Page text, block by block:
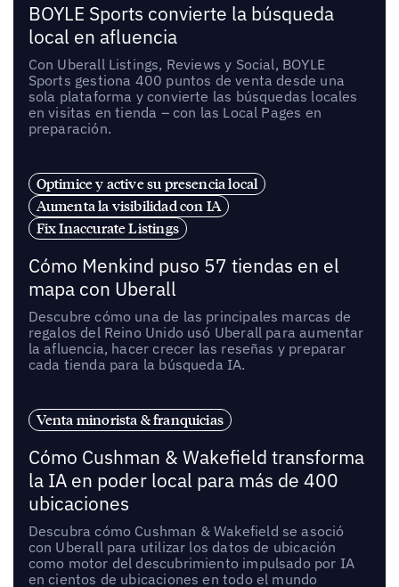
BOYLE Sports convierte la búsqueda
local en afluencia
Con Uberall Listings, Reviews y Social, BOYLE
Sports gestiona 400 puntos de venta desde una
sola plataforma y convierte las búsquedas locales
en visitas en tienda – con las Local Pages en
preparación.
Optimice y active su presencia local
Aumenta la visibilidad con IA
Fix Inaccurate Listings
Cómo Menkind puso 57 tiendas en el
mapa con Uberall
Descubre cómo una de las principales marcas de
regalos del Reino Unido usó Uberall para aumentar
la afluencia, hacer crecer las reseñas y preparar
cada tienda para la búsqueda IA.
Venta minorista & franquicias
Cómo Cushman & Wakefield transforma
la IA en poder local para más de 400
ubicaciones
Descubra cómo Cushman & Wakefield se asoció
con Uberall para utilizar los datos de ubicación
como motor del descubrimiento impulsado por IA
en cientos de ubicaciones en todo el mundo